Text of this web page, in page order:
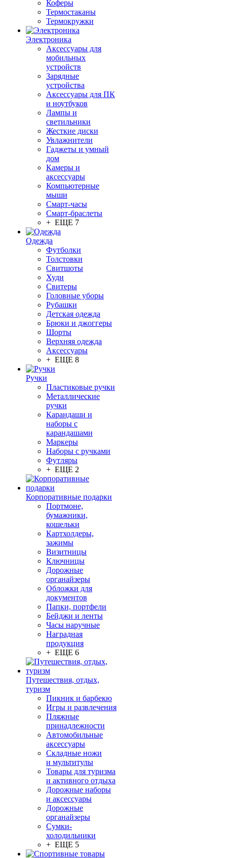
Коферы
Термостаканы
Термокружки
Электроника
Аксессуары для
мобильных
устройств
Зарядные
устройства
Аксессуары для ПК
и ноутбуков
Лампы и
светильники
Жесткие диски
Увлажнители
Гаджеты и умный
дом
Камеры и
аксессуары
Компьютерные
мыши
Смарт-часы
Смарт-браслеты
+ ЕЩЕ 7
Одежда
Футболки
Толстовки
Свитшоты
Худи
Свитеры
Головные уборы
Рубашки
Детская одежда
Брюки и джоггеры
Шорты
Верхняя одежда
Аксессуары
+ ЕЩЕ 8
Ручки
Пластиковые ручки
Металлические
ручки
Карандаши и
наборы с
карандашами
Маркеры
Наборы с ручками
Футляры
+ ЕЩЕ 2
Корпоративные подарки
Портмоне,
бумажники,
кошельки
Картхолдеры,
зажимы
Визитницы
Ключницы
Дорожные
органайзеры
Обложки для
документов
Папки, портфели
Бейджи и ленты
Часы наручные
Наградная
продукция
+ ЕЩЕ 6
Путешествия, отдых,
туризм
Пикник и барбекю
Игры и развлечения
Пляжные
принадлежности
Автомобильные
аксессуары
Складные ножи
и мультитулы
Товары для туризма
и активного отдыха
Дорожные наборы
и аксессуары
Дорожные
органайзеры
Сумки-
холодильники
+ ЕЩЕ 5